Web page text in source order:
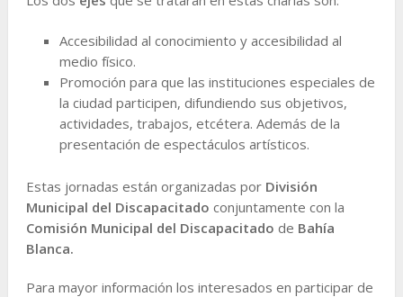
Accesibilidad al conocimiento y accesibilidad al
medio físico.
Promoción para que las instituciones especiales de
la ciudad participen, difundiendo sus objetivos,
actividades, trabajos, etcétera. Además de la
presentación de espectáculos artísticos.
Estas jornadas están organizadas por División
Municipal del Discapacitado conjuntamente con la
Comisión Municipal del Discapacitado de Bahía
Blanca.
Para mayor información los interesados en participar de